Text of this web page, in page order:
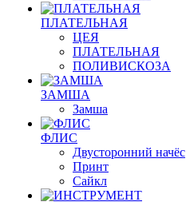
ПЛАТЕЛЬНАЯ
ЦЕЯ
ПЛАТЕЛЬНАЯ
ПОЛИВИСКОЗА
ЗАМША
Замша
ФЛИС
Двусторонний начёс
Принт
Сайкл